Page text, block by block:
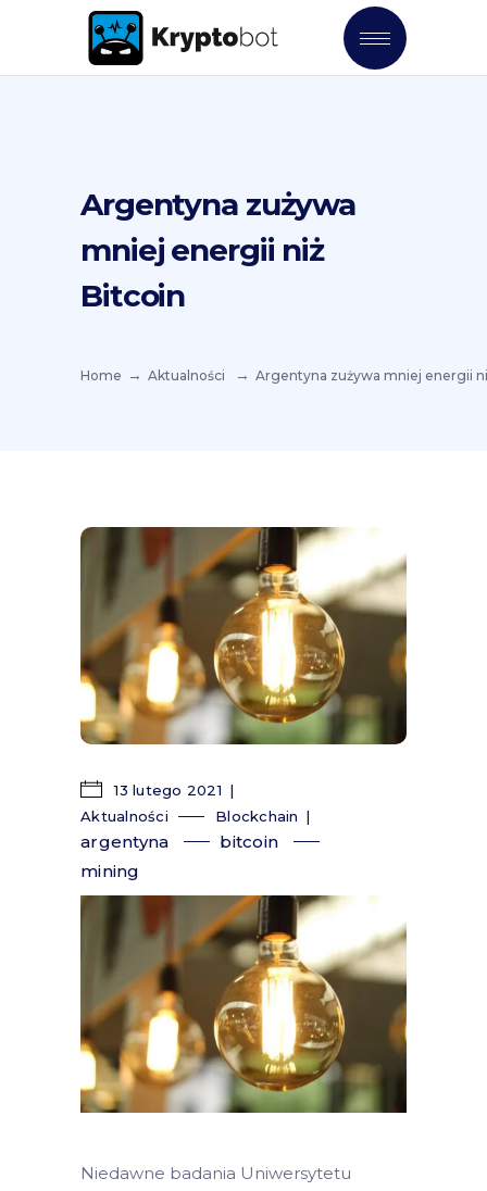
Argentyna zużywa
mniej energii niż
Bitcoin
Home Aktualności Argentyna zużywa mniej energii
13 lutego 2021
Aktualności
Blockchain
argentyna
bitcoin
mining
Niedawne badania Uniwersytetu